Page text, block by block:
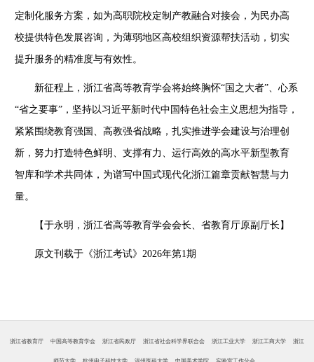
定制化服务方案，如为高职院校定制产教融合对接会，为民办高
校提供特色发展咨询，为薄弱地区高校组织资源帮扶活动，切实
提升服务的精准度与有效性。
新征程上，浙江省高等教育学会将始终胸怀“国之大者”、心系
“省之要事”，坚持以习近平新时代中国特色社会主义思想为指导，
紧紧围绕教育强国、高教强省战略，扎实推进学会建设与治理创
新，努力打造特色鲜明、支撑有力、运行高效的高水平新型教育
智库和学术共同体，为谱写中国式现代化浙江篇章贡献智慧与力
量。
【于永 明，浙江省高等教育学会会长、省教育厅原副厅长 】
原文刊载于《浙江考试》 2026年第1期
浙江省教育厅 中国高等教育学会 浙江省民政厅 浙江省社会科学界联合会 浙江工业大学 浙江工商大学 浙江